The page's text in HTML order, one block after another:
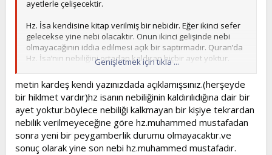
ayetlerle çelişecektir.
Hz. İsa kendisine kitap verilmiş bir nebidir. Eğer ikinci sefer
gelecekse yine nebi olacaktır. Onun ikinci gelişinde nebi
olmayacağının iddia edilmesi açık bir saptırmadır. Quran’da
Hz. İsa’nın nebiliğini ortadan kaldıran hiçbir ayet yoktur.
Fakat yine Quran ayetinde Hz. Muhammed’in nebilerin
sonuncusu olduğunu bildirilmektedir:
Genişletmek için tıkla ...
metin kardeş kendi yazınızdada açıklamışsınız.(herşeyde
bir hiklmet vardır)hz isanın nebiliğinin kaldırılıdığına dair bir
ayet yoktur.böylece nebiliği kalkmayan bir kişiye tekrardan
nebilik verilmeyeceğine göre hz.muhammed mustafadan
sonra yeni bir peygamberlik durumu olmayacaktır.ve
sonuç olarak yine son nebi hz.muhammed mustafadır.